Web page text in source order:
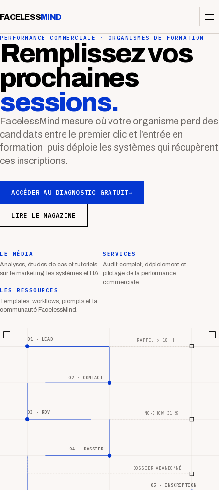
FACELESSMIND
PERFORMANCE COMMERCIALE · ORGANISMES DE FORMATION
Remplissez vos
prochaines
sessions.
FacelessMind mesure où votre organisme perd des
candidats entre le premier clic et l’entrée en
formation, puis déploie les systèmes qui récupèrent
ces inscriptions.
ACCÉDER AU DIAGNOSTIC GRATUIT→
LIRE LE MAGAZINE
LE MÉDIA
Analyses, études de cas et tutoriels
sur le marketing, les systèmes et l’IA.
SERVICES
Audit complet, déploiement et
pilotage de la performance
commerciale.
LES RESSOURCES
Templates, workflows, prompts et la
communauté FacelessMind.
01 · LEAD
02 · CONTACT
03 · RDV
04 · DOSSIER
05 · INSCRIPTION
RAPPEL > 18 H
NO-SHOW 31 %
DOSSIER ABANDONNÉ